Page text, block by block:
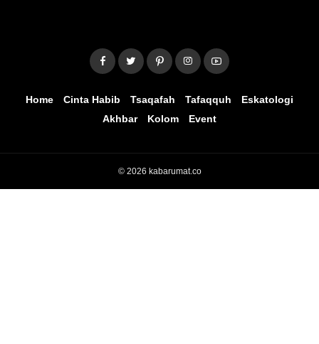
Home Cinta Habib Tsaqafah Tafaqquh
Eskatologi
Akhbar
Kolom Event
© 2026 kabarumat.co